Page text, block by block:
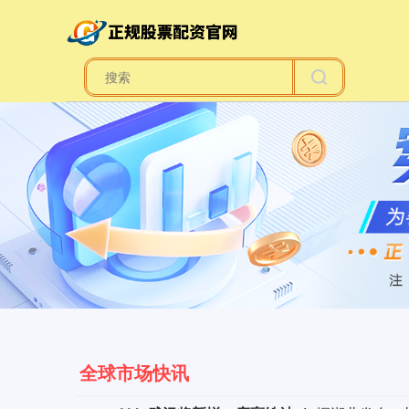
全球市场快讯